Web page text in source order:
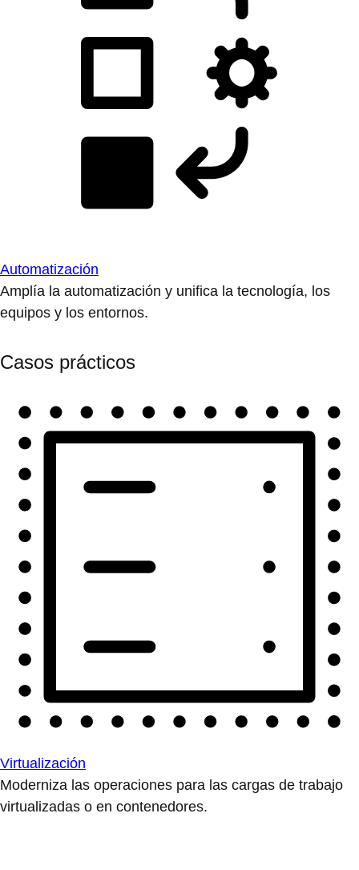
Automatización
Amplía la automatización y unifica la tecnología, los
equipos y los entornos.
Casos prácticos
Virtualización
Moderniza las operaciones para las cargas de trabajo
virtualizadas o en contenedores.